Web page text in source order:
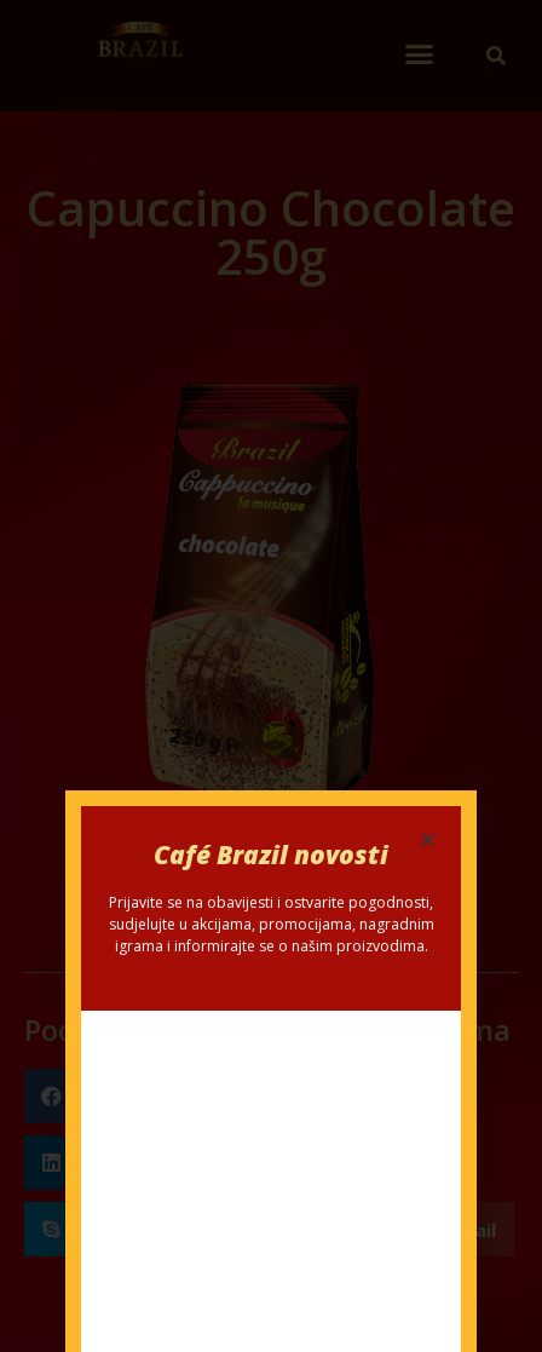
Capuccino Chocolate
250g
Podijelite na društvenim mrežama
Email
Café Brazil novosti
Prijavite se na obavijesti i ostvarite pogodnosti,
sudjelujte u akcijama, promocijama, nagradnim
igrama i informirajte se o našim proizvodima.